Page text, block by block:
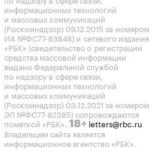
информационных технологий
и массовых коммуникаций
(Роскомнадзор) 09.12.2015 за номером
ИА №ФС77-63848) и сетевого издания
«РБК» (свидетельство о регистрации
средства массовой информации
выдано Федеральной службой
по надзору в сфере связи,
информационных технологий
и массовых коммуникаций
(Роскомнадзор) 03.12.2021 за номером
ЭЛ №ФС77-82385) сопровождаются
пометкой «РБК». 18+ letters@rbc.ru
Владельцем сайта является
информационное агентство «РБК».